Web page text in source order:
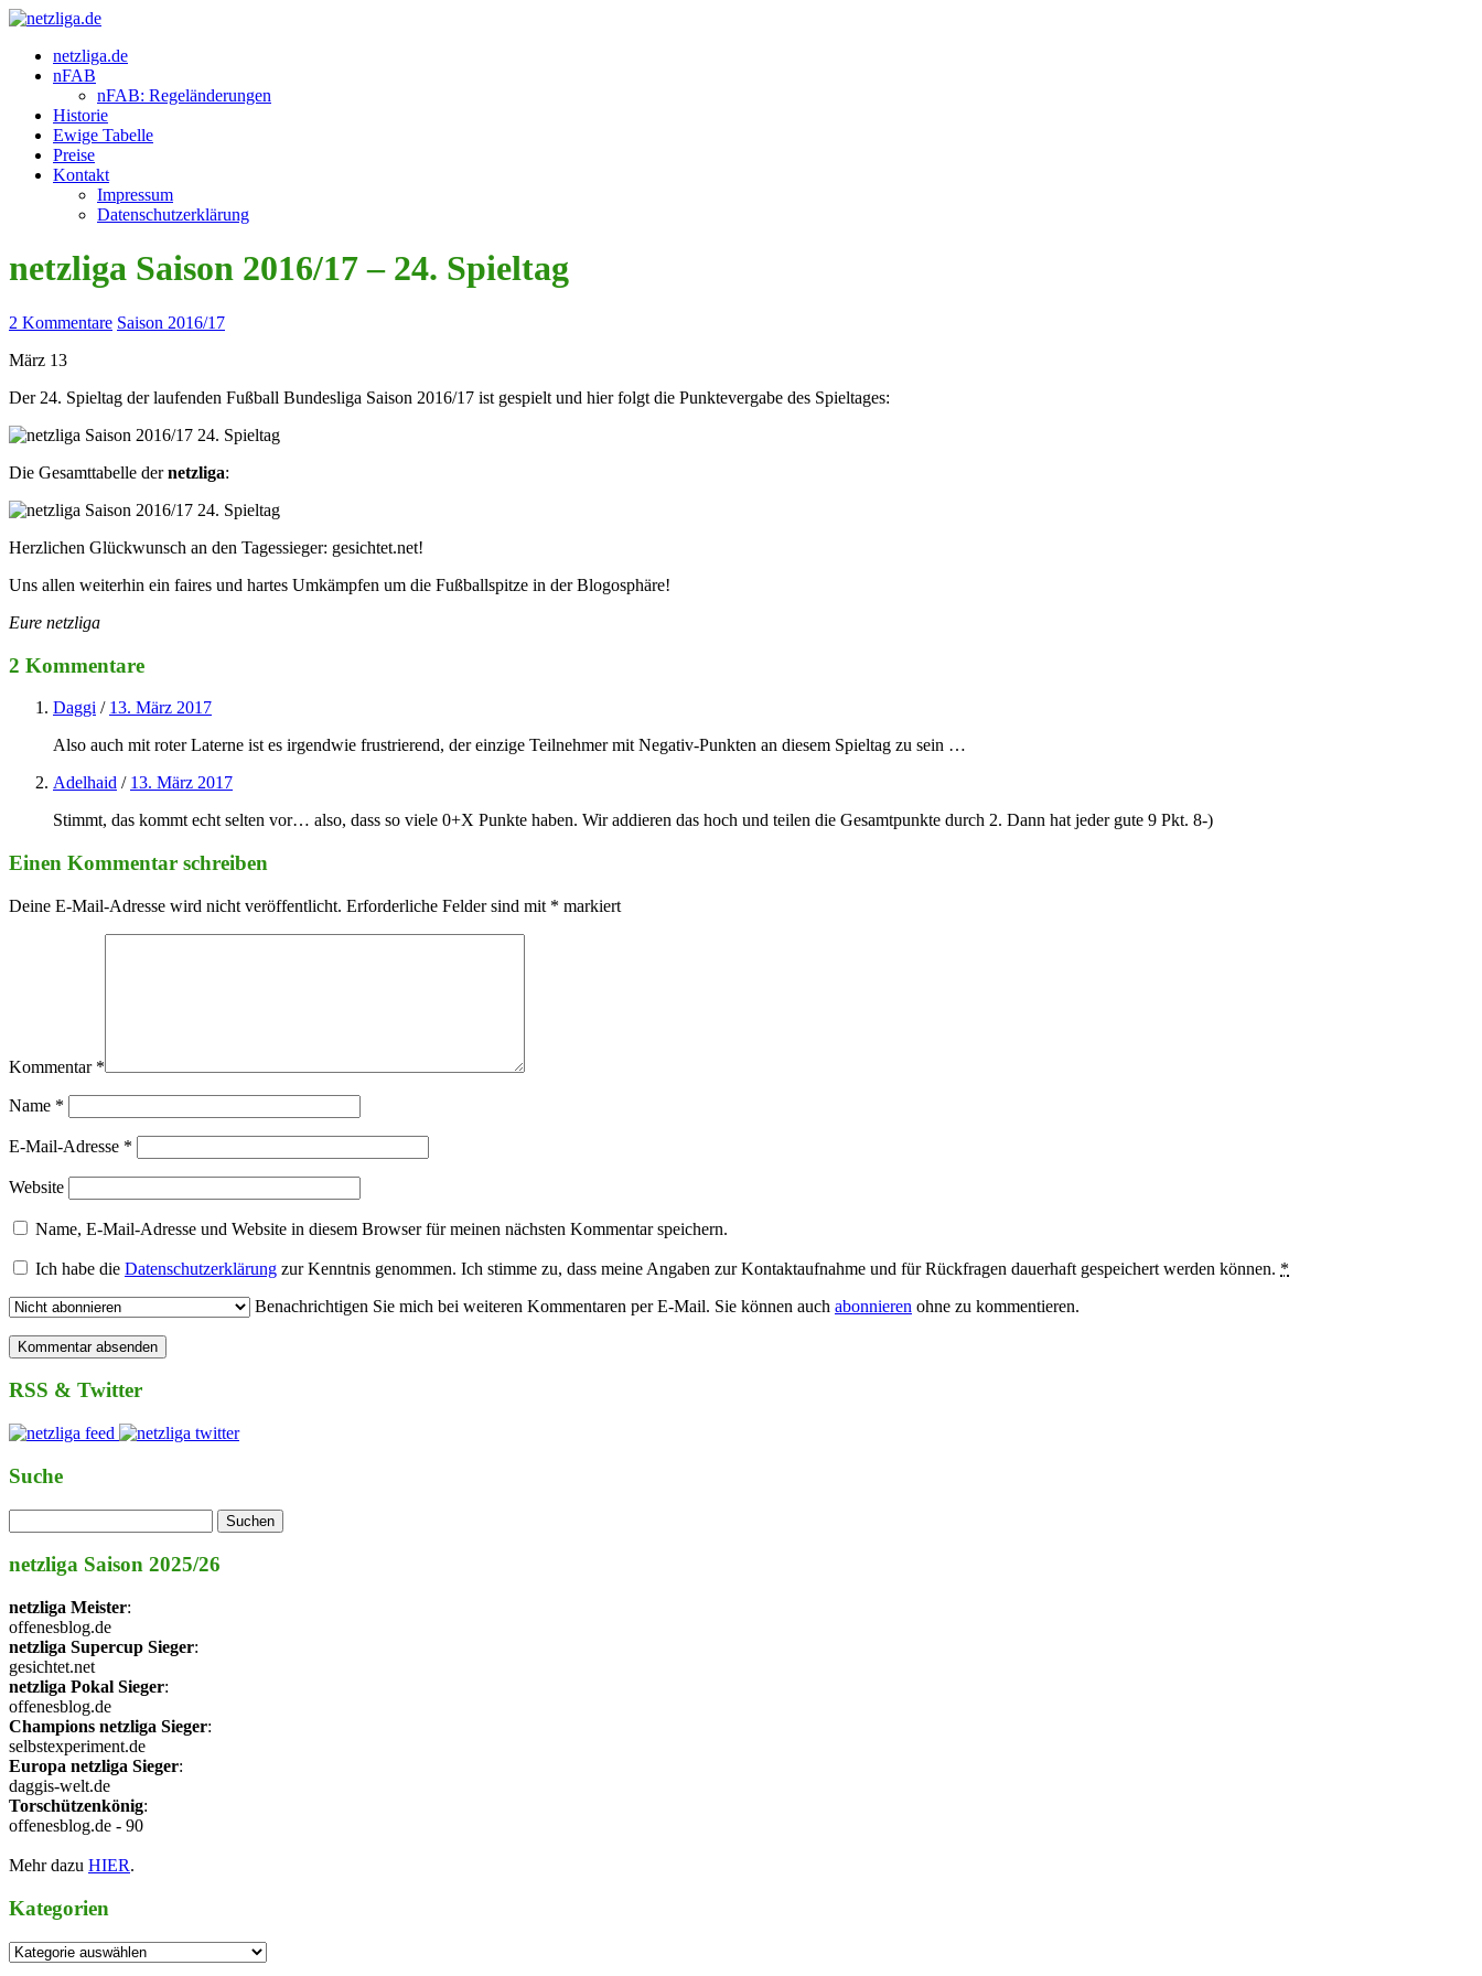
netzliga.de
nFAB
nFAB: Regeländerungen
Historie
Ewige Tabelle
Preise
Kontakt
Impressum
Datenschutzerklärung
netzliga Saison 2016/17 – 24. Spieltag
2 Kommentare Saison 2016/17
März 13
Der 24. Spieltag der laufenden Fußball Bundesliga Saison 2016/17 ist gespielt und hier folgt die Punktevergabe des Spieltages:
Die Gesamttabelle dernetzliga:
Herzlichen Glückwunsch an den Tagessieger: gesichtet.net!
Uns allen weiterhin ein faires und hartes Umkämpfen um die Fußballspitze in der Blogosphäre!
Eure netzliga
2 Kommentare
Daggi / 13. März 2017
Also auch mit roter Laterne ist es irgendwie frustrierend, der einzige Teilnehmer mit Negativ-Punkten an diesem Spieltag zu sein …
Adelhaid / 13. März 2017
Stimmt, das kommt echt selten vor… also, dass so viele 0+X Punkte haben. Wir addieren das hoch und teilen die Gesamtpunkte durch 2. Dann hat jeder gute 9 Pkt. 8-)
Einen Kommentar schreiben
Deine E-Mail-Adresse wird nicht veröffentlicht. Erforderliche Felder sind mit * markiert
Kommentar *
Name *
E-Mail-Adresse *
Website
Name, E-Mail-Adresse und Website in diesem Browser für meinen nächsten Kommentar speichern.
Ich habe die Datenschutzerklärung zur Kenntnis genommen. Ich stimme zu, dass meine Angaben zur Kontaktaufnahme und für Rückfragen dauerhaft gespeichert werden können. *
Benachrichtigen Sie mich bei weiteren Kommentaren per E-Mail. Sie können auch abonnieren ohne zu kommentieren.
RSS & Twitter
Suche
netzliga Saison 2025/26
netzliga Meister:
offenesblog.de
netzliga Supercup Sieger:
gesichtet.net
netzliga Pokal Sieger:
offenesblog.de
Champions netzliga Sieger:
selbstexperiment.de
Europa netzliga Sieger:
daggis-welt.de
Torschützenkönig:
offenesblog.de - 90
Mehr dazu HIER.
Kategorien
Kategorien